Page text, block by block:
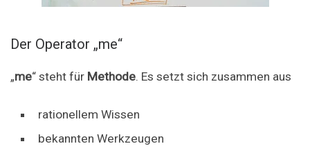
Der Operator „me“
„me“ steht für Methode. Es setzt sich zusammen aus
rationellem Wissen
bekannten Werkzeugen